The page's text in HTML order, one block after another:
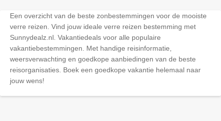
Een overzicht van de beste zonbestemmingen voor de mooiste
verre reizen. Vind jouw ideale verre reizen bestemming met
Sunnydealz.nl. Vakantiedeals voor alle populaire
vakantiebestemmingen. Met handige reisinformatie,
weersverwachting en goedkope aanbiedingen van de beste
reisorganisaties. Boek een goedkope vakantie helemaal naar
jouw wens!